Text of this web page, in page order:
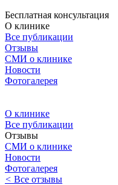
Бесплатная консультация
О клинике
Все публикации
Отзывы
СМИ о клинике
Новости
Фотогалерея
О клинике
Все публикации
Отзывы
СМИ о клинике
Новости
Фотогалерея
< Все отзывы